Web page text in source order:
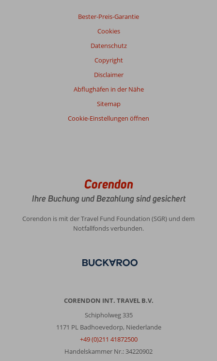
Bester-Preis-Garantie
Cookies
Datenschutz
Copyright
Disclaimer
Abflughäfen in der Nähe
Sitemap
Cookie-Einstellungen öffnen
Corendon
Ihre Buchung und Bezahlung sind gesichert
Corendon is mit der Travel Fund Foundation (SGR) und dem
Notfallfonds verbunden.
CORENDON INT. TRAVEL B.V.
Schipholweg 335
1171 PL Badhoevedorp, Niederlande
+49 (0)211 41872500
Handelskammer Nr.: 34220902